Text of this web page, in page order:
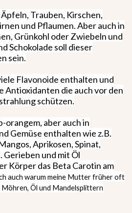
Trauben, Kirschen,
und Pflaumen. Aber auch in
Grünkohl oder Zwiebeln und
Schokolade soll dieser
sein.
Flavonoide enthalten und
Antioxidanten die auch vor den
schützen.
orangem, aber auch in
Gemüse enthalten wie z.B.
Aprikosen, Spinat,
Gerieben und mit Öl
Körper das Beta Carotin am
auch warum meine Mutter früher oft
Möhren, Öl und Mandelsplittern